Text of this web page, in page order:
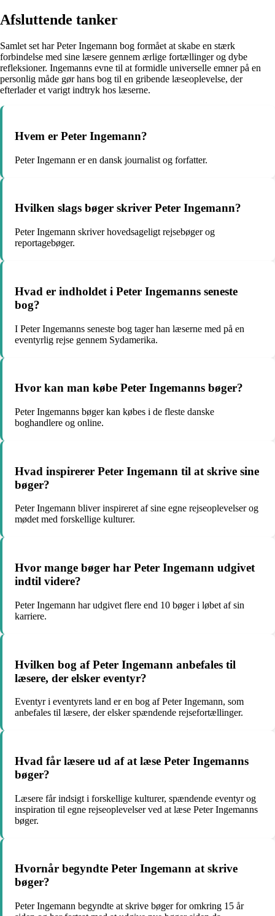
Afsluttende tanker
Samlet set har Peter Ingemann bog formået at skabe en stærk
forbindelse med sine læsere gennem ærlige fortællinger og dybe
refleksioner. Ingemanns evne til at formidle universelle emner på en
personlig måde gør hans bog til en gribende læseoplevelse, der
efterlader et varigt indtryk hos læserne.
Hvem er Peter Ingemann?
Peter Ingemann er en dansk journalist og forfatter.
Hvilken slags bøger skriver Peter Ingemann?
Peter Ingemann skriver hovedsageligt rejsebøger og
reportagebøger.
Hvad er indholdet i Peter Ingemanns seneste
bog?
I Peter Ingemanns seneste bog tager han læserne med på en
eventyrlig rejse gennem Sydamerika.
Hvor kan man købe Peter Ingemanns bøger?
Peter Ingemanns bøger kan købes i de fleste danske
boghandlere og online.
Hvad inspirerer Peter Ingemann til at skrive sine
bøger?
Peter Ingemann bliver inspireret af sine egne rejseoplevelser og
mødet med forskellige kulturer.
Hvor mange bøger har Peter Ingemann udgivet
indtil videre?
Peter Ingemann har udgivet flere end 10 bøger i løbet af sin
karriere.
Hvilken bog af Peter Ingemann anbefales til
læsere, der elsker eventyr?
Eventyr i eventyrets land er en bog af Peter Ingemann, som
anbefales til læsere, der elsker spændende rejsefortællinger.
Hvad får læsere ud af at læse Peter Ingemanns
bøger?
Læsere får indsigt i forskellige kulturer, spændende eventyr og
inspiration til egne rejseoplevelser ved at læse Peter Ingemanns
bøger.
Hvornår begyndte Peter Ingemann at skrive
bøger?
Peter Ingemann begyndte at skrive bøger for omkring 15 år